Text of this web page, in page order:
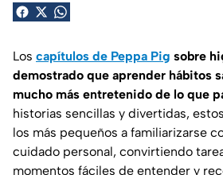
Los capítulos de Peppa Pig sobre
demostrado que aprender hábitos
mucho más entretenido de lo que
historias sencillas y divertidas,
los más pequeños a familiarizarse
cuidado personal, convirtiendo
momentos fáciles de entender y